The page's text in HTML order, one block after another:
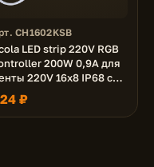
CH1602KSB
LED strip 220V RGB
200W 0,9A для
220V 16x8 IP68 с
переключения
₽